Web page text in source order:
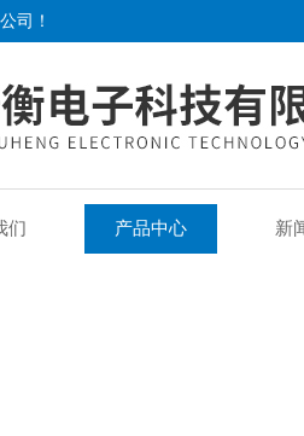
司！
们 产品中心 新